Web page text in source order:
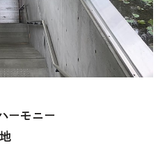
ーモニー